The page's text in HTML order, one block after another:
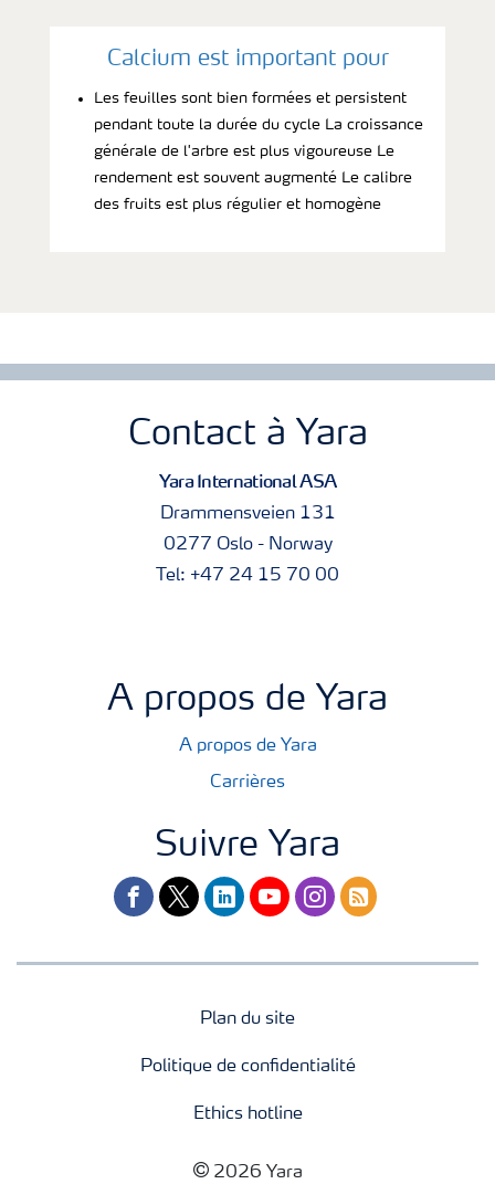
Calcium est important pour
Les feuilles sont bien formées et persistent
pendant toute la durée du cycle La croissance
générale de l'arbre est plus vigoureuse Le
rendement est souvent augmenté Le calibre
des fruits est plus régulier et homogène
Contact à Yara
Yara International ASA
Drammensveien 131
0277 Oslo - Norway
Tel: +47 24 15 70 00
A propos de Yara
A propos de Yara
Carrières
Suivre Yara
facebooktwitterlinkedinyoutubeinstagram
rss
Plan du site
Politique de confidentialité
Ethics hotline
2026 Yara